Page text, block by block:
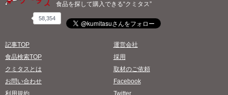
食品を探して購入できる“クミタス”
58,354
記事TOP
食品検索TOP
クミタスとは
お問い合わせ
利用規約
運営会社
採用
取材のご依頼
Facebook
Twitter